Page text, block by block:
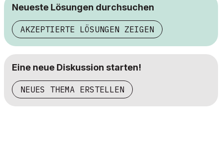
Neueste Lösungen durchsuchen
AKZEPTIERTE LÖSUNGEN ZEIGEN
Eine neue Diskussion starten!
NEUES THEMA ERSTELLEN